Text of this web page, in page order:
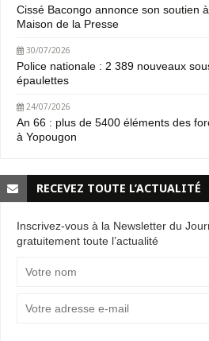
Cissé Bacongo annonce son soutien
Maison de la Presse
30/07/2026
Police nationale : 2 389 nouveaux
épaulettes
24/07/2026
An 66 : plus de 5400 éléments des
à Yopougon
RECEVEZ TOUTE L’ACTUALITÉ
Inscrivez-vous à la Newsletter du
gratuitement toute l’actualité